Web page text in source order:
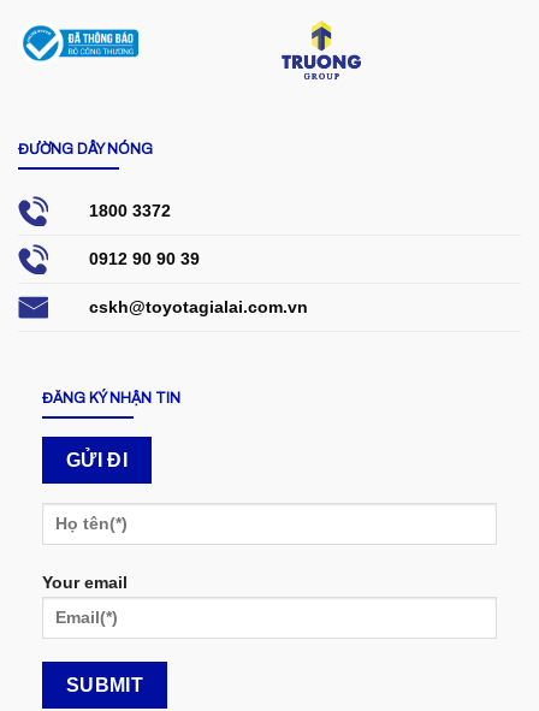
ĐƯỜNG DÂY NÓNG
1800 3372
0912 90 90 39
cskh@toyotagialai.com.vn
ĐĂNG KÝ NHẬN TIN
Your email